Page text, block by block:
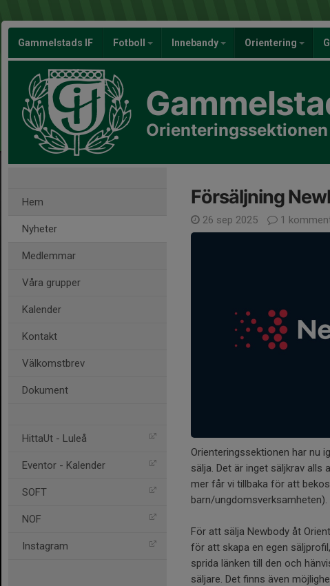
Gammelstads IF Fotboll Innebandy Orientering
Orienteringssektionen
Hem
Nyheter
Medlemmar
Våra grupper
Kalender
Kontakt
Välkomstbrev
Dokument
HittaUt - Luleå
Eventor - Kalender
SOFT
NOF
Instagram
Försäljning
26 sep 2025 1
Orienteringssektionen har nu
sälja. Det är inget säljkrav
mer får vi tillbaka för att
barn/ungdomsverksamheten).
För att sälja Newbody åt
för att skapa en egen
sprida länken till den och
säljare. Det finns även